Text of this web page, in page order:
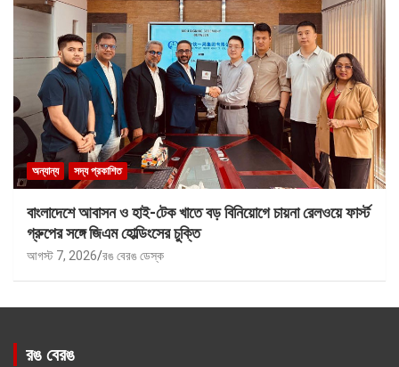
অন্যান্য সদ্য প্রকাশিত
বাংলাদেশে আবাসন ও হাই-টেক খাতে বড় বিনিয়োগে চায়না রেলওয়ে ফার্স্ট
গ্রুপের সঙ্গে জিএম হোল্ডিংসের চুক্তি
আগস্ট 7, 2026 রঙ বেরঙ ডেস্ক
রঙ বেরঙ